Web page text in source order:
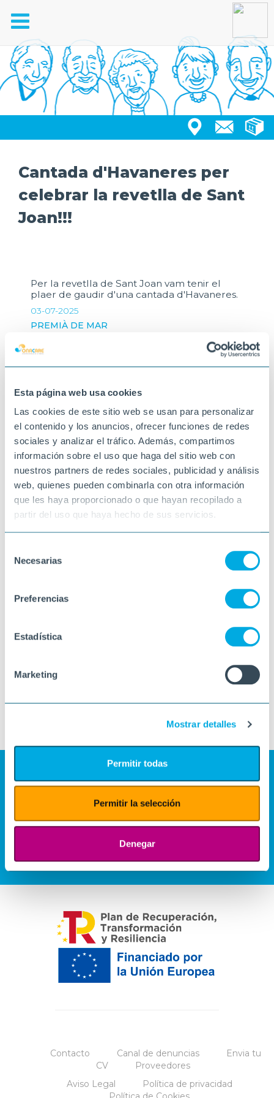
Esta página web usa cookies
Las cookies de este sitio web se usan para personalizar
el contenido y los anuncios, ofrecer funciones de redes
sociales y analizar el tráfico. Además, compartimos
información sobre el uso que haga del sitio web con
nuestros partners de redes sociales, publicidad y análisis
web, quienes pueden combinarla con otra información
que les haya proporcionado o que hayan recopilado a
partir del uso que haya hecho de sus servicios.
Necesarias
Preferencias
Estadística
Marketing
Mostrar detalles
Permitir todas
Permitir la selección
Denegar
Toggle
navigation
Cantada d'Havaneres per
celebrar la revetlla de Sant
Joan!!!
Per la revetlla de Sant Joan vam tenir el
plaer de gaudir d'una cantada d'Havaneres.
03-07-2025
PREMIÀ DE MAR
Contacto Canal de denuncias
Envia tu
CV
Proveedores
Aviso Legal
Política de privacidad